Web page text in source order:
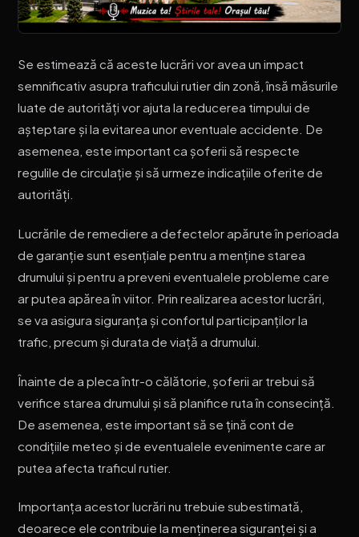
Se estimează că aceste lucrări vor avea un impact
semnificativ asupra traficului rutier din zonă, însă măsurile
luate de autorități vor ajuta la reducerea timpului de
așteptare și la evitarea unor eventuale accidente. De
asemenea, este important ca șoferii să respecte
regulile de circulație și să urmeze indicațiile oferite de
autorități.
Lucrările de remediere a defectelor apărute în perioada
de garanție sunt esențiale pentru a menține starea
drumului și pentru a preveni eventualele probleme care
ar putea apărea în viitor. Prin realizarea acestor lucrări,
se va asigura siguranța și confortul participanților la
trafic, precum și durata de viață a drumului.
Înainte de a pleca într-o călătorie, șoferii ar trebui să
verifice starea drumului și să planifice ruta în consecință.
De asemenea, este important să se țină cont de
condițiile meteo și de eventualele evenimente care ar
putea afecta traficul rutier.
Importanța acestor lucrări nu trebuie subestimată,
deoarece ele contribuie la menținerea siguranței și a